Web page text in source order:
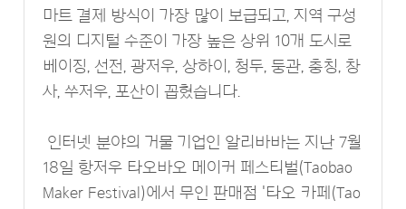
마트 결제 방식이 가장 많이 보급되고, 지역 구성
원의 디지털 수준이 가장 높은 상위 10개 도시로
베이징, 선전, 광저우, 상하이, 청두, 둥관, 충칭, 창
사, 쑤저우, 포산이 꼽혔습니다.
인터넷 분야의 거물 기업인 알리바바는 지난 7월
18일 항저우 타오바오 메이커 페스티벌(Taobao
Maker Festival)에서 무인 판매점 '타오 카페(Tao